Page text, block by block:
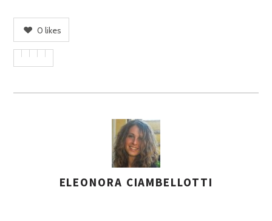
0 likes
ELEONORA CIAMBELLOTTI